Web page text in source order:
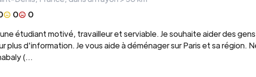
0
0
étudiant motivé, travailleur et serviable. Je souhaite aider des
plus d'information. Je vous aide à déménager sur Paris et sa région.
(...